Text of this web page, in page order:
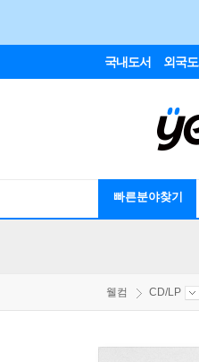
국내도서 외국
빠른분야찾기
웰컴 CD/LP